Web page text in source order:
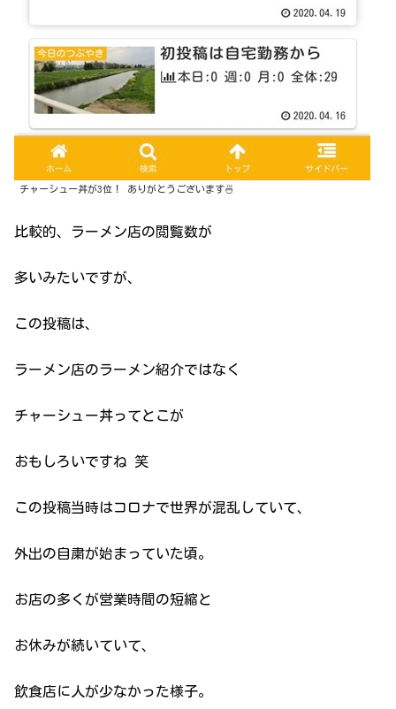
チャーシュー丼が3位！ ありがとうございます🍜
比較的、ラーメン店の閲覧数が
多いみたいですが、
この投稿は、
ラーメン店のラーメン紹介ではなく
チャーシュー丼ってとこが
おもしろいですね 笑
この投稿当時はコロナで世界が混乱していて、
外出の自粛が始まっていた頃。
お店の多くが営業時間の短縮と
お休みが続いていて、
飲食店に人が少なかった様子。